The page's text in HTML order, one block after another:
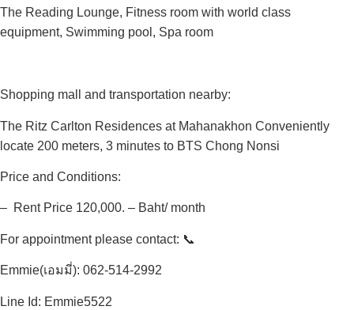
The Reading Lounge, Fitness room with world class
equipment, Swimming pool, Spa room
Shopping mall and transportation nearby:
The Ritz Carlton Residences at Mahanakhon Conveniently
locate 200 meters, 3 minutes to BTS Chong Nonsi
Price and Conditions:
– Rent Price 120,000. – Baht/ month
For appointment please contact: 📞
Emmie(เอมมี่): 062-514-2992
Line Id: Emmie5522